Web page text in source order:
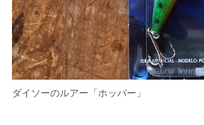
ダイソーのルアー「ホッパー」